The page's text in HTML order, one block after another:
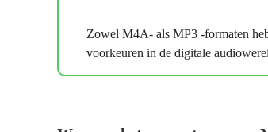
Zowel M4A- als MP3 -formaten
voorkeuren in de digitale